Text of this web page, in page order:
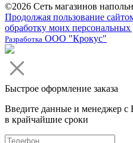
©2026 Сеть магазинов
Продолжая пользование
обработку моих
Разработка ООО "Крокус"
Быстрое оформление заказа
Введите данные и менеджер с
в крайчайшие сроки